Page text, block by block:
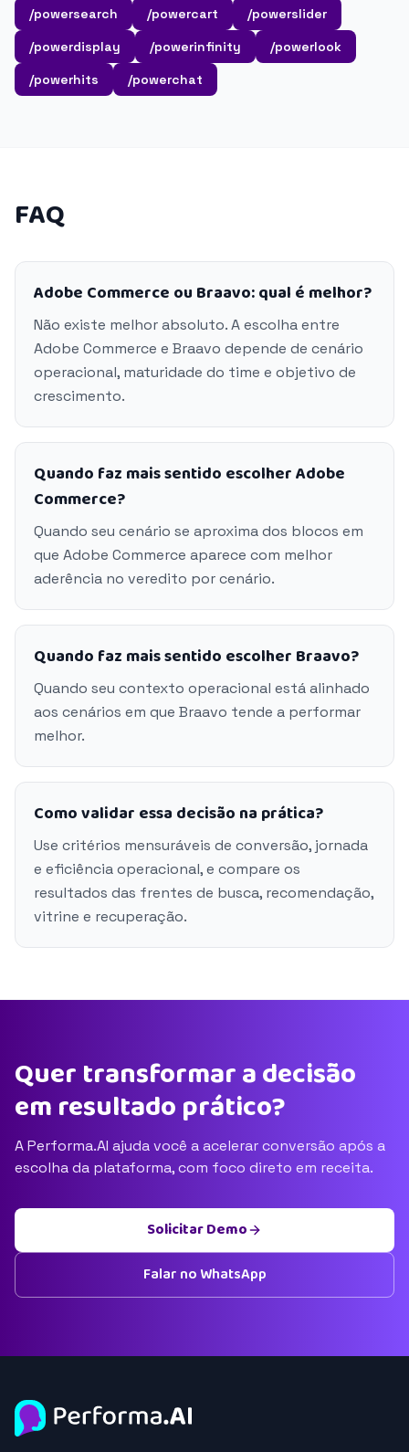
/powersearch /powercart
/powerslider
/powerdisplay
/powerinfinity
/powerlook
/powerhits
/powerchat
FAQ
Adobe Commerce ou Braavo: qual é melhor?
Não existe melhor absoluto. A escolha entre
Adobe Commerce e Braavo depende de cenário
operacional, maturidade do time e objetivo de
crescimento.
Quando faz mais sentido escolher Adobe
Commerce?
Quando seu cenário se aproxima dos blocos em
que Adobe Commerce aparece com melhor
aderência no veredito por cenário.
Quando faz mais sentido escolher Braavo?
Quando seu contexto operacional está alinhado
aos cenários em que Braavo tende a performar
melhor.
Como validar essa decisão na prática?
Use critérios mensuráveis de conversão, jornada
e eficiência operacional, e compare os
resultados das frentes de busca, recomendação,
vitrine e recuperação.
Quer transformar a decisão
em resultado prático?
A Performa.AI ajuda você a acelerar conversão após a
escolha da plataforma, com foco direto em receita.
Solicitar Demo
Falar no WhatsApp